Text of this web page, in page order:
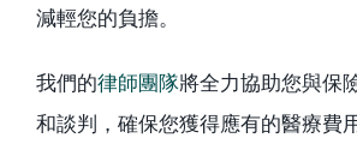
減輕您的負擔。
我們的律師團隊將全力協助您與保
和談判，確保您獲得應有的醫療費